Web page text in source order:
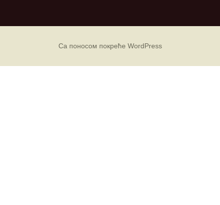
Са поносом покреће WordPress